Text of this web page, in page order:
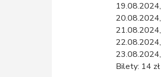
Bilety: 14 zł